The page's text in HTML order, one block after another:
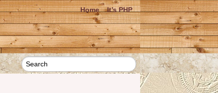
Home It’s PHP